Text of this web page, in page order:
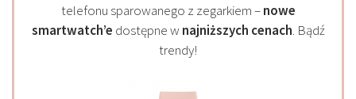
telefonu sparowanego z zegarkiem –nowe
smartwatch’e dostępne w najniższych cenach. Bądź
trendy!